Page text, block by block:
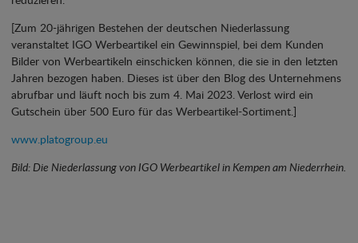
[Zum 20-jährigen Bestehen der deutschen Niederlassung
veranstaltet IGO Werbeartikel ein Gewinnspiel, bei dem Kunden
Bilder von Werbeartikeln einschicken können, die sie in den letzten
Jahren bezogen haben. Dieses ist über den Blog des Unternehmens
abrufbar und läuft noch bis zum 4. Mai 2023. Verlost wird ein
Gutschein über 500 Euro für das Werbeartikel-Sortiment.]
www.platogroup.eu
Bild: Die Niederlassung von IGO Werbeartikel in Kempen am Niederrhein.